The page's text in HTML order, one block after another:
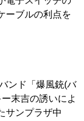
ーブルの利点を
ンド「爆風銃(バ
末吉の誘いによ
サンプラザ中